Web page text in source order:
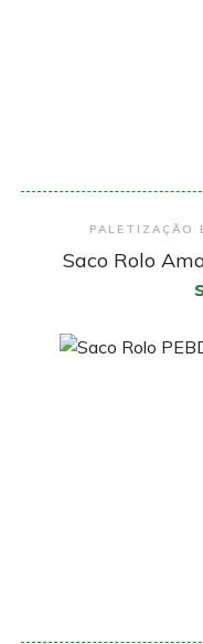
PALETIZAÇÃO
Saco Rolo